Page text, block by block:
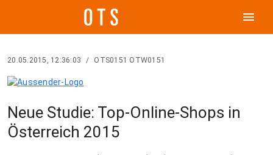
menu
20.05.2015, 12:36:03 / OTS0151 OTW0151
Neue Studie: Top-Online-Shops in
Österreich 2015